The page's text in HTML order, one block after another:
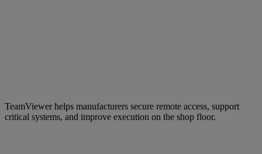
TeamViewer helps manufacturers secure remote access, support
critical systems, and improve execution on the shop floor.